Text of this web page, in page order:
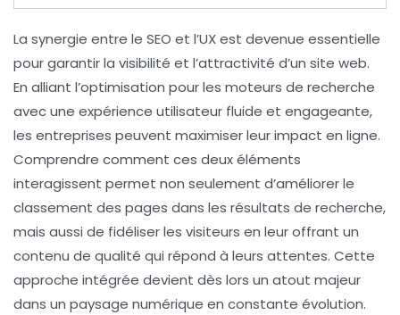
La synergie entre le SEO et l’UXest devenue essentielle
pour garantir la visibilité et l’attractivité d’un site web.
En alliant l’optimisation pour les moteurs de recherche
avec une expérience utilisateur fluide et engageante,
les entreprises peuvent maximiser leur impact en ligne.
Comprendre comment ces deux éléments
interagissent permet non seulement d’améliorer le
classement des pages dans les résultats de recherche,
mais aussi de fidéliser les visiteurs en leur offrant un
contenu de qualité qui répond à leurs attentes. Cette
approche intégrée devient dès lors un atout majeur
dans un paysage numérique en constante évolution.